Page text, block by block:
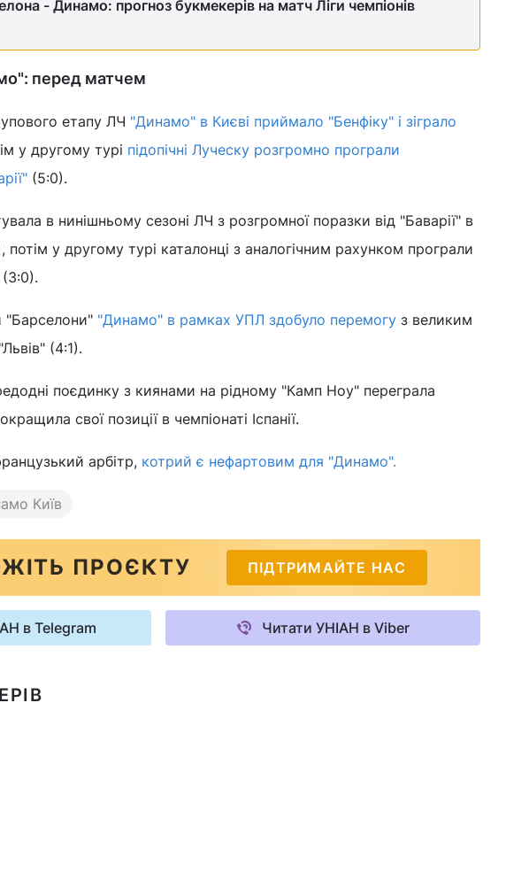
- Динамо: прогноз букмекерів на матч Ліги чемпіонів
перед матчем
етапу ЛЧ "Динамо" в Києві приймало "Бенфіку" і зіграло
у другому турі підопічні Луческу розгромно програли
(5:0).
в нинішньому сезоні ЛЧ з розгромної поразки від "Баварії" в
потім у другому турі каталонці з аналогічним рахунком програли
(3:0).
"Барселони" "Динамо" в рамках УПЛ здобуло перемогу з великим
(4:1).
поєдинку з киянами на рідному "Камп Ноу" переграла
свої позиції в чемпіонаті Іспанії.
арбітр, котрий є нефартовим для "Динамо".
Київ
ПРОЄКТУ ПІДТРИМАЙТЕ НАС
в Telegram Читати УНІАН в Viber